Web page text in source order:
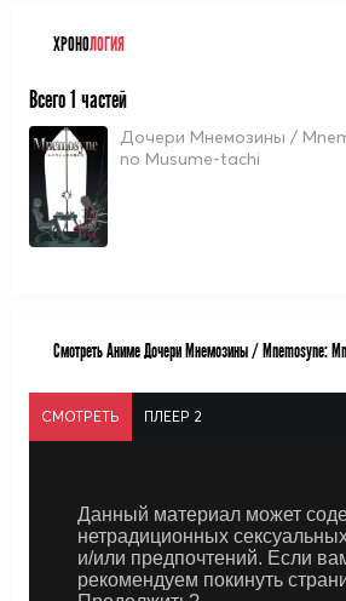
ХРОНОЛОГИЯ
Всего 1 частей
Дочери Мнемозины /
no Musume-tachi
Смотреть Аниме Дочери Мнемозины / Mnemosyne:
СМОТРЕТЬ ПЛЕЕР 2